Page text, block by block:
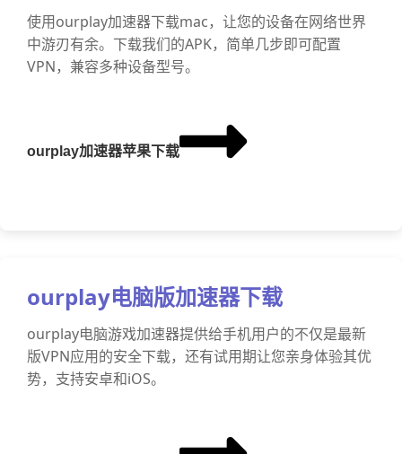
使用ourplay加速器下载mac，让您的设备在网络世界
中游刃有余。下载我们的APK，简单几步即可配置
VPN，兼容多种设备型号。
ourplay加速器苹果下载
ourplay电脑版加速器下载
ourplay电脑游戏加速器提供给手机用户的不仅是最新
版VPN应用的安全下载，还有试用期让您亲身体验其优
势，支持安卓和iOS。